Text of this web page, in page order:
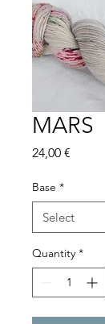
MARS
24,00 €
Base *
Quantity *